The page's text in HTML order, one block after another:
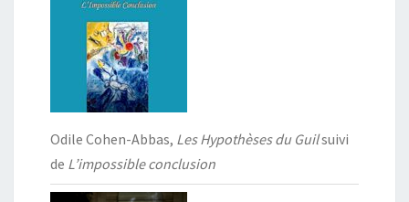
Odile Cohen-Abbas, Les Hypothèses du Guilsuivi
de L’impossible conclusion